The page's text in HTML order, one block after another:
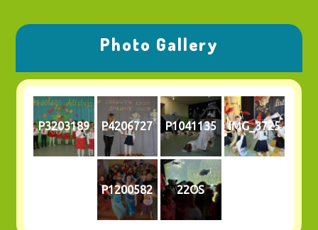
Photo Gallery
P3203189 P4206727 P1041135 IMG_3725
P1200582 22OS